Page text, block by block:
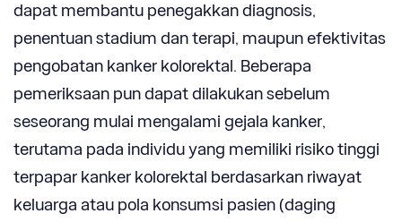
dapat membantu penegakkan diagnosis,
penentuan stadium dan terapi, maupun efektivitas
pengobatan kanker kolorektal. Beberapa
pemeriksaan pun dapat dilakukan sebelum
seseorang mulai mengalami gejala kanker,
terutama pada individu yang memiliki risiko tinggi
terpapar kanker kolorektal berdasarkan riwayat
keluarga atau pola konsumsi pasien (daging